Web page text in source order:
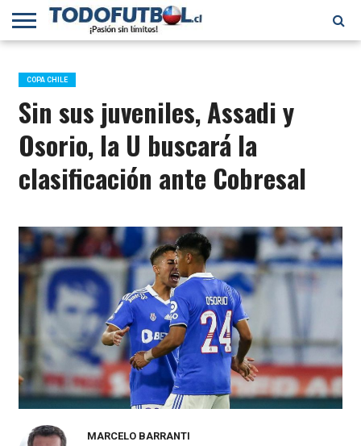
PRIMERA
B
SELECCIÓN
CHILENA
CHILENOS
EN EL
MUNDO
FÚTBOL
INTERNACIONAL
COPA CHILE
Sin sus juveniles, Assadi y
Osorio, la U buscará la
clasificación ante Cobresal
MARCELO BARRANTI